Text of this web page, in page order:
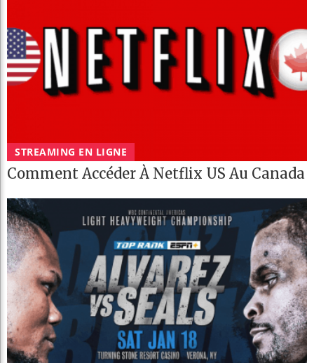
STREAMING EN LIGNE
Comment Accéder À Netflix US Au Canada